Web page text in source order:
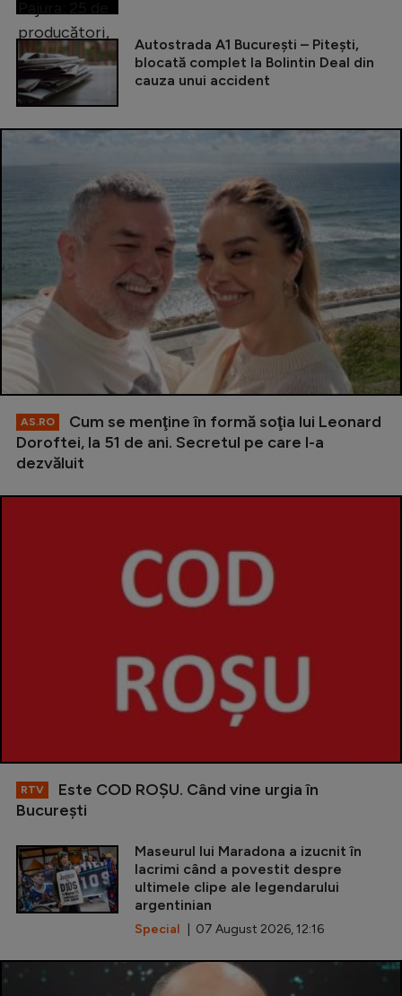
Autostrada A1 București – Pitești,
blocată complet la Bolintin Deal din
cauza unui accident
AS.RO
Cum se menţine în formă soţia lui Leonard
Doroftei, la 51 de ani. Secretul pe care l-a
dezvăluit
RTV
Este COD ROŞU. Când vine urgia în
Bucureşti
Maseurul lui Maradona a izucnit în
lacrimi când a povestit despre
ultimele clipe ale legendarului
argentinian
Special | 07 August 2026, 12:16